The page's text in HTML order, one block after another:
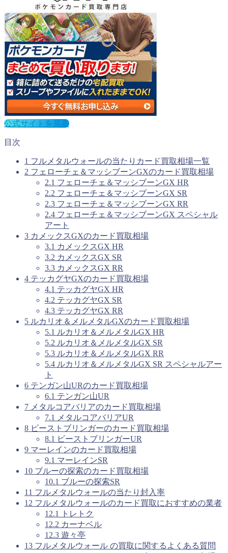
公式サイトを見る
目次
1 フルメタルウォールの当たりカード買取相場一覧
2 フェローチェ＆マッシブーンGXのカード買取相場
2.1 フェローチェ＆マッシブーンGX HR
2.2 フェローチェ＆マッシブーンGX SR
2.3 フェローチェ＆マッシブーンGX RR
2.4 フェローチェ＆マッシブーンGX スペシャル
アート
3 カメックスGXのカード買取相場
3.1 カメックスGX HR
3.2 カメックスGX SR
3.3 カメックスGX RR
4 テッカグヤGXのカード買取相場
4.1 テッカグヤGX HR
4.2 テッカグヤGX SR
4.3 テッカグヤGX RR
5 ルカリオ＆メルメタルGXのカード買取相場
5.1 ルカリオ＆メルメタルGX HR
5.2 ルカリオ＆メルメタルGX SR
5.3 ルカリオ＆メルメタルGX RR
5.4 ルカリオ＆メルメタルGX SR スペシャルアー
ト
6 テンガン山URのカード買取相場
6.1 テンガン山UR
7 メタルコアバリアのカード買取相場
7.1 メタルコアバリアUR
8 ビーストブリンガーのカード買取相場
8.1 ビーストブリンガーUR
9 マーレインのカード買取相場
9.1 マーレインSR
10 ブルーの探索のカード買取相場
10.1 ブルーの探索SR
11 フルメタルウォールの当たり封入率
12 フルメタルウォールのカード買取におすすめの業者
12.1 トレトク
12.2 カーナベル
12.3 遊々亭
13 フルメタルウォール の買取に関するよくある質問